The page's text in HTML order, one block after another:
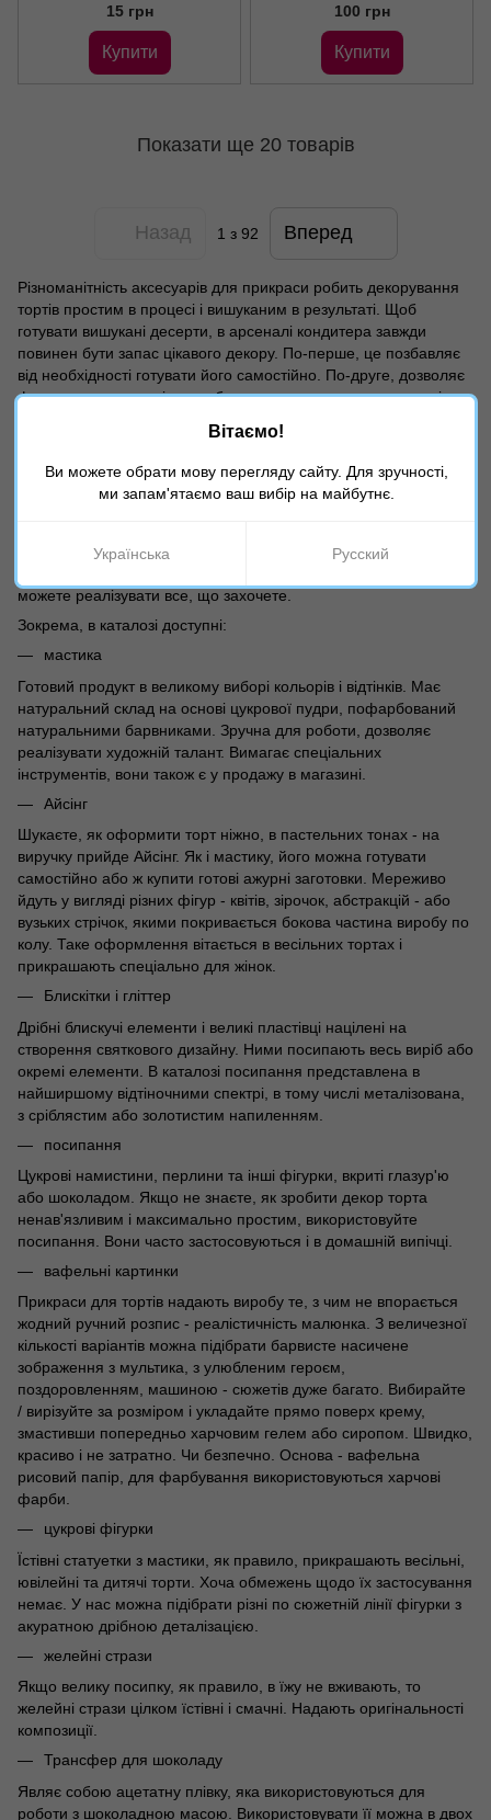
15 грн
Купити
100 грн
Купити
Показати ще 20 товарів
Назад 1 з 92 Вперед
Різноманітність аксесуарів для прикраси робить декорування
тортів простим в процесі і вишуканим в результаті. Щоб
готувати вишукані десерти, в арсеналі кондитера завжди
повинен бути запас цікавого декору. По-перше, це позбавляє
від необхідності готувати його самостійно. По-друге, дозволяє
формувати концепцію оздоблення виходячи з того, що є під
в одному магазині La-Torta
Інтернет-магазин "La-torta" пропонує широкий асортимент
торта перетворює кондитерські вироби в шедеври різного
можете реалізувати все, що захочете.
Зокрема, в каталозі доступні:
мастика
Готовий продукт в великому виборі кольорів і відтінків. Має
натуральний склад на основі цукрової пудри, пофарбований
натуральними барвниками. Зручна для роботи, дозволяє
реалізувати художній талант. Вимагає спеціальних
інструментів, вони також є у продажу в магазині.
Айсінг
Шукаєте, як оформити торт ніжно, в пастельних тонах - на
виручку прийде Айсінг. Як і мастику, його можна готувати
самостійно або ж купити готові ажурні заготовки. Мереживо
йдуть у вигляді різних фігур - квітів, зірочок, абстракцій - або
вузьких стрічок, якими покривається бокова частина виробу по
колу. Таке оформлення вітається в весільних тортах і
прикрашають спеціально для жінок.
Блискітки і гліттер
Дрібні блискучі елементи і великі пластівці націлені на
створення святкового дизайну. Ними посипають весь виріб або
окремі елементи. В каталозі посипання представлена в
найширшому відтіночними спектрі, в тому числі металізована,
з сріблястим або золотистим напиленням.
посипання
Цукрові намистини, перлини та інші фігурки, вкриті глазур'ю
або шоколадом. Якщо не знаєте, як зробити декор торта
ненав'язливим і максимально простим, використовуйте
посипання. Вони часто застосовуються і в домашній випічці.
вафельні картинки
Прикраси для тортів надають виробу те, з чим не впорається
жодний ручний розпис - реалістичність малюнка. З величезної
кількості варіантів можна підібрати барвисте насичене
зображення з мультика, з улюбленим героєм,
поздоровленням, машиною - сюжетів дуже багато. Вибирайте
/ вирізуйте за розміром і укладайте прямо поверх крему,
змастивши попередньо харчовим гелем або сиропом. Швидко,
красиво і не затратно. Чи безпечно. Основа - вафельна
рисовий папір, для фарбування використовуються харчові
фарби.
цукрові фігурки
Їстівні статуетки з мастики, як правило, прикрашають весільні,
ювілейні та дитячі торти. Хоча обмежень щодо їх застосування
немає. У нас можна підібрати різні по сюжетній лінії фігурки з
акуратною дрібною деталізацією.
желейні стрази
Якщо велику посипку, як правило, в їжу не вживають, то
желейні стрази цілком їстівні і смачні. Надають оригінальності
композиції.
Трансфер для шоколаду
Являє собою ацетатну плівку, яка використовуються для
роботи з шоколадною масою. Використовувати її можна в двох
Вітаємо!
Ви можете обрати мову перегляду сайту. Для зручності,
ми запам'ятаємо ваш вибір на майбутнє.
Українська Русский